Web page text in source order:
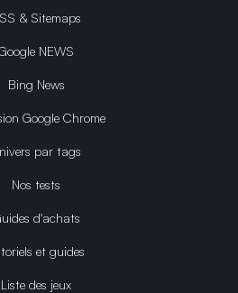
& Sitemaps
NEWS
Bing News
Google Chrome
par tags
Nos tests
d'achats
et guides
Liste des jeux